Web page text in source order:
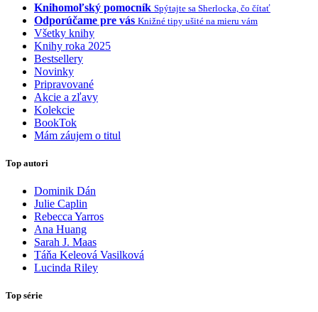
Knihomoľský pomocník Spýtajte sa Sherlocka, čo čítať
Odporúčame pre vás Knižné tipy ušité na mieru vám
Všetky knihy
Knihy roka 2025
Bestsellery
Novinky
Pripravované
Akcie a zľavy
Kolekcie
BookTok
Mám záujem o titul
Top autori
Dominik Dán
Julie Caplin
Rebecca Yarros
Ana Huang
Sarah J. Maas
Táňa Keleová Vasilková
Lucinda Riley
Top série